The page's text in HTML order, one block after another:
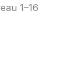
1–16